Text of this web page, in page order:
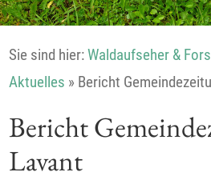
Sie sind hier:Waldaufseher &
Aktuelles » Bericht
Bericht
Lavant